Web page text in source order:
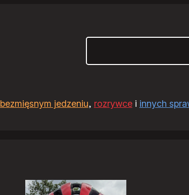
bezmięsnym jedzeniu, rozrywcei innych